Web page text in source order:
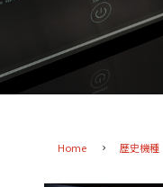
Home 歷史機種